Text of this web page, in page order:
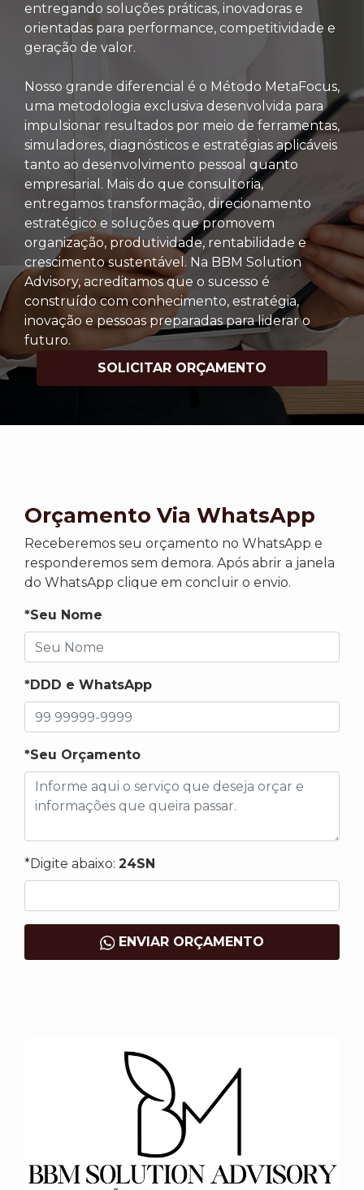
entregando soluções práticas, inovadoras e
orientadas para performance, competitividade e
geração de valor.
Nosso grande diferencial é o Método MetaFocus,
uma metodologia exclusiva desenvolvida para
impulsionar resultados por meio de ferramentas,
simuladores, diagnósticos e estratégias aplicáveis
tanto ao desenvolvimento pessoal quanto
empresarial. Mais do que consultoria,
entregamos transformação, direcionamento
estratégico e soluções que promovem
organização, produtividade, rentabilidade e
crescimento sustentável. Na BBM Solution
Advisory, acreditamos que o sucesso é
construído com conhecimento, estratégia,
inovação e pessoas preparadas para liderar o
futuro.
SOLICITAR ORÇAMENTO
Orçamento Via WhatsApp
Receberemos seu orçamento no WhatsApp e
responderemos sem demora. Após abrir a janela
do WhatsApp clique em concluir o envio.
*Seu Nome
*DDD e WhatsApp
*Seu Orçamento
*Digite abaixo: 24SN
ENVIAR ORÇAMENTO